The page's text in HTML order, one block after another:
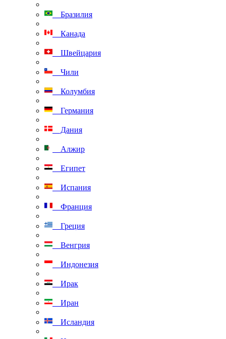
Бразилия
Канада
Швейцария
Чили
Колумбия
Германия
Дания
Алжир
Египет
Испания
Франция
Греция
Венгрия
Индонезия
Ирак
Иран
Исландия